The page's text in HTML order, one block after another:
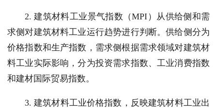
2. 建筑材料工业景气指数（MPI）从供给侧和需
求侧对建筑材料工业运行趋势进行判断。供给侧分为
价格指数和生产指数，需求侧根据需求领域对建筑材
料工业实际影响，分为投资需求指数、工业消费指数
和建材国际贸易指数。
3. 建筑材料工业价格指数，反映建筑材料工业出